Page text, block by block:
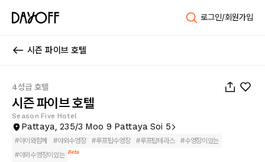
로그인/회원가입
시즌 파이브 호텔
4성급 호텔
시즌 파이브 호텔
Season Five Hotel
Pattaya, 235/3 Moo 9 Pattaya Soi 5
#아이와함께 #야외수영장 #루프탑수영장 #루프탑테라스 #수영장이있는
#야외수영장이있는 Beta